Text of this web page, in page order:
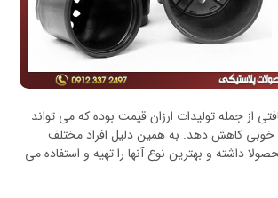
از جمله تولیدات ارزان قیمت بوده که می تواند
خوبی کاهش دهد. به همین دلیل افراد مختلف
داشته و بهترین نوع آنها را تهیه و استفاده می